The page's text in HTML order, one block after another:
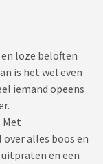
loze beloften
is het wel even
iemand opeens
Met
alles boos en
en een